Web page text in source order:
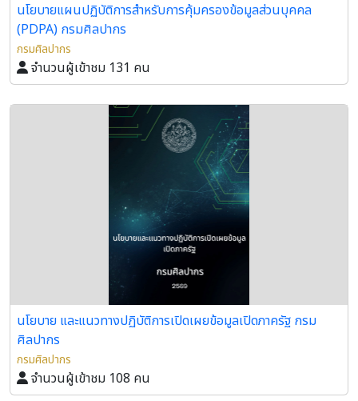
นโยบายแผนปฏิบัติการสำหรับการคุ้มครองข้อมูลส่วนบุคคล
(PDPA) กรมศิลปากร
กรมศิลปากร
จำนวนผู้เข้าชม 131 คน
นโยบาย และแนวทางปฏิบัติการเปิดเผยข้อมูลเปิดภาครัฐ กรม
ศิลปากร
กรมศิลปากร
จำนวนผู้เข้าชม 108 คน